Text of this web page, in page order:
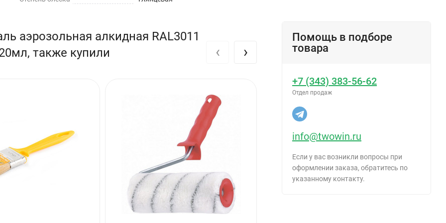
ориентацию факела распыления (в вертикальной или горизонтальной
и отшлифованную поверхность.
(глянцевые покрытия необходимо заматировать наждачной бумагой).
алкидный KUDO».
сушкой 10–15 минут при температуре +20°С. Время сушки «на
аэрозольная алкидная RAL3011
также купили
‹ ›
Помощь в подборе
товара
+7 (343) 383-56-62
Отдел продаж
info@twowin.ru
Если у вас возникли вопросы при
оформлении заказа, обратитесь по
указанному контакту.